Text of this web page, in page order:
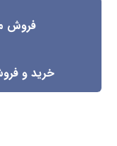
فروش
خرید و